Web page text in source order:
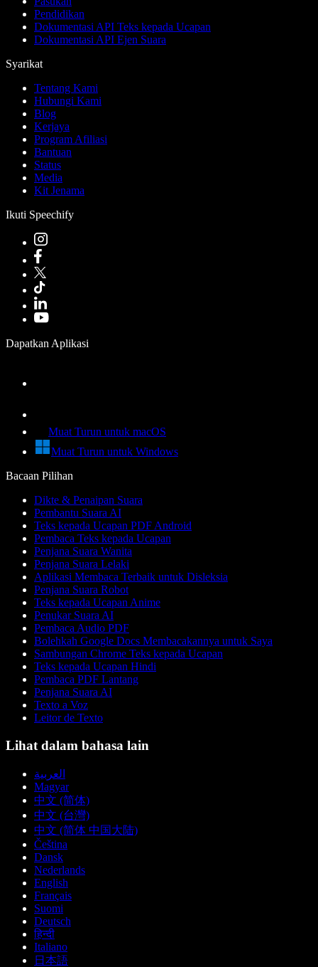
Pendidikan
Dokumentasi API Teks kepada Ucapan
Dokumentasi API Ejen Suara
Syarikat
Tentang Kami
Hubungi Kami
Blog
Kerjaya
Program Afiliasi
Bantuan
Status
Media
Kit Jenama
Ikuti Speechify
Dapatkan Aplikasi
Muat Turun untuk macOS
Muat Turun untuk Windows
Bacaan Pilihan
Dikte & Penaipan Suara
Pembantu Suara AI
Teks kepada Ucapan PDF Android
Pembaca Teks kepada Ucapan
Penjana Suara Wanita
Penjana Suara Lelaki
Aplikasi Membaca Terbaik untuk Disleksia
Penjana Suara Robot
Teks kepada Ucapan Anime
Penukar Suara AI
Pembaca Audio PDF
Bolehkah Google Docs Membacakannya untuk Saya
Sambungan Chrome Teks kepada Ucapan
Teks kepada Ucapan Hindi
Pembaca PDF Lantang
Penjana Suara AI
Texto a Voz
Leitor de Texto
Lihat dalam bahasa lain
العربية
Magyar
中文 (简体)
中文 (台灣)
中文 (简体 中国大陆)
Čeština
Dansk
Nederlands
English
Français
Suomi
Deutsch
हिन्दी
Italiano
日本語